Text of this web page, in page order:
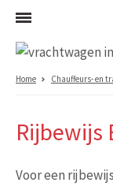
Home Chauffeurs- en
Rijbewijs
Voor een